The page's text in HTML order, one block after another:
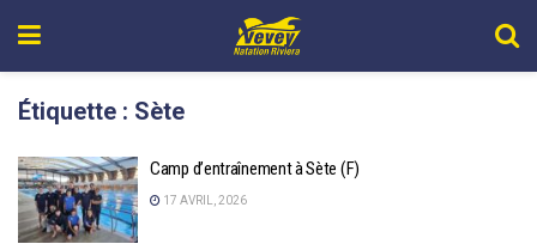
Étiquette : Sète
Camp d’entraînement à Sète (F)
17 AVRIL, 2026